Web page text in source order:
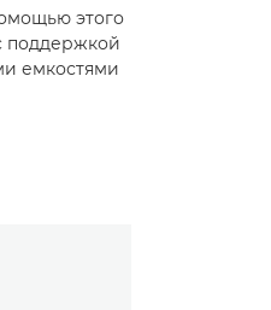
этого
поддержкой
емкостями